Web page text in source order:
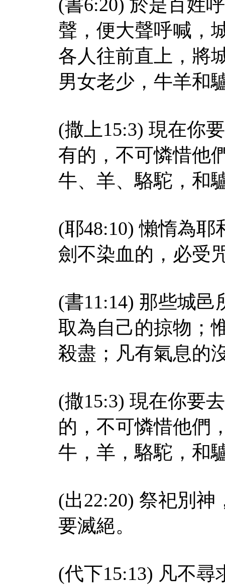
(書6:20) 於是百姓
聲，便大聲呼喊，
各人往前直上，將
男女老少，牛羊和
(撒上15:3) 現在你
有的，不可憐惜他
牛、羊、駱駝，和
(耶48:10) 懶惰為
劍不染血的，必受
(書11:14) 那些城
取為自己的掠物；
殺盡；凡有氣息的
(撒15:3) 現在你要
的，不可憐惜他們
牛，羊，駱駝，和
(出22:20) 祭祀別
要滅絕。
(代下15:13) 凡不